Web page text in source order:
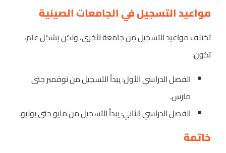
مواعيد التسجيل في الجامعات الصينية
تختلف مواعيد التسجيل من جامعة لأخرى، ولكن بشكل عام،
تكون:
الفصل الدراسي الأول: يبدأ التسجيل من نوفمبر حتى
مارس.
الفصل الدراسي الثاني: يبدأ التسجيل من مايو حتى يوليو.
خاتمة